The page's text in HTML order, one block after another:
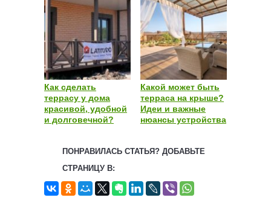
Как сделать
террасу у дома
красивой, удобной
и долговечной?
Какой может быть
терраса на крыше?
Идеи и важные
нюансы устройства
ПОНРАВИЛАСЬ СТАТЬЯ? ДОБАВЬТЕ
СТРАНИЦУ В: